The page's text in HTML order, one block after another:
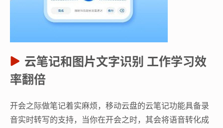
云笔记和图片文字识别 工作学习效
率翻倍
开会之际做笔记着实麻烦，移动云盘的云笔记功能具备录
音实时转写的支持，当你在开会之时，其会将语音转化成